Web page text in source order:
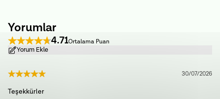
Yorumlar
4.71Ortalama Puan
Yorum Ekle
30/07/2026
Teşekkürler